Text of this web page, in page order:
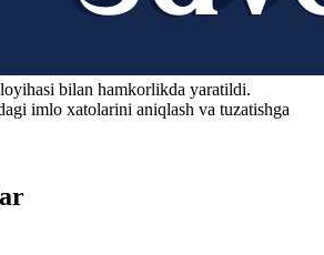
loyihasi bilan hamkorlikda yaratildi.
imlo xatolarini aniqlash va tuzatishga